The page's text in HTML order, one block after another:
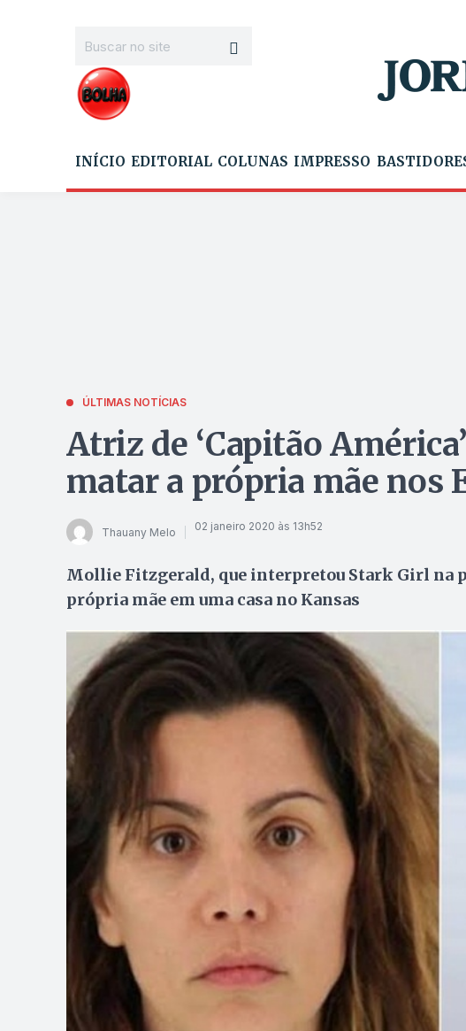
INÍCIO EDITORIAL COLUNAS IMPRESSO
ÚLTIMAS NOTÍCIAS
Atriz de ‘Capitão
matar a própria mãe nos
Thauany Melo 02 janeiro 2020 às 13h52
Mollie Fitzgerald, que interpretou Stark Girl na
própria mãe em uma casa no Kansas